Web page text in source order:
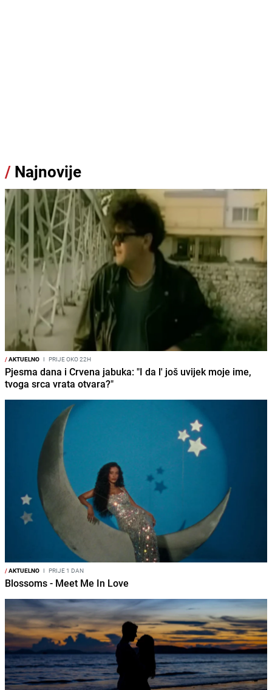
/ Najnovije
/AKTUELNO I PRIJE OKO 22H
Pjesma dana i Crvena jabuka: "I da l' još uvijek moje ime,
tvoga srca vrata otvara?"
/AKTUELNO I PRIJE 1 DAN
Blossoms - Meet Me In Love